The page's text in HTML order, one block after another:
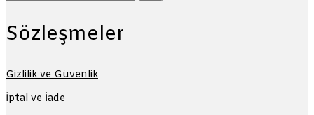
Sözleşmeler
Gizlilik ve Güvenlik
İptal ve İade